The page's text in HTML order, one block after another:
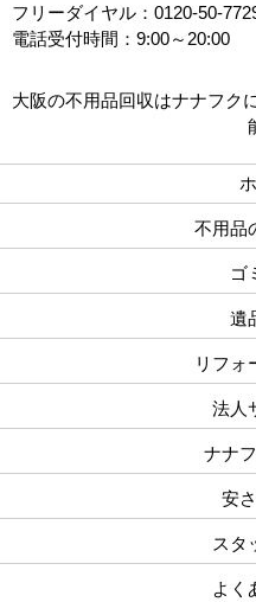
フリーダイヤル：0120-50-
電話受付時間：9:00～20:00
大阪の不用品回収はナナフク
不用品
ゴ
遺
リフォ
法人
ナナ
安
スタ
よく